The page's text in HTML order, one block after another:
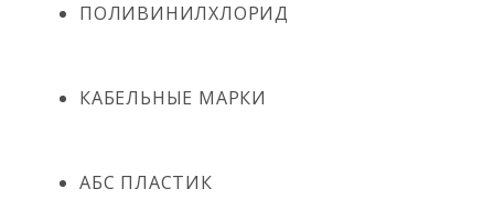
ПОЛИВИНИЛХЛОРИД
КАБЕЛЬНЫЕ МАРКИ
АБС ПЛАСТИК